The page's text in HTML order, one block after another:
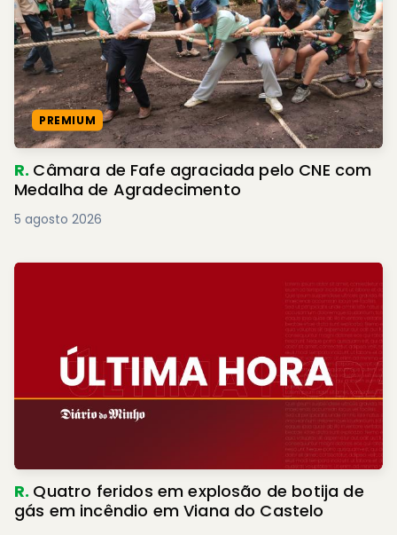
PREMIUM
R. Câmara de Fafe agraciada pelo CNE com
Medalha de Agradecimento
5 agosto 2026
R. Quatro feridos em explosão de botija de
gás em incêndio em Viana do Castelo